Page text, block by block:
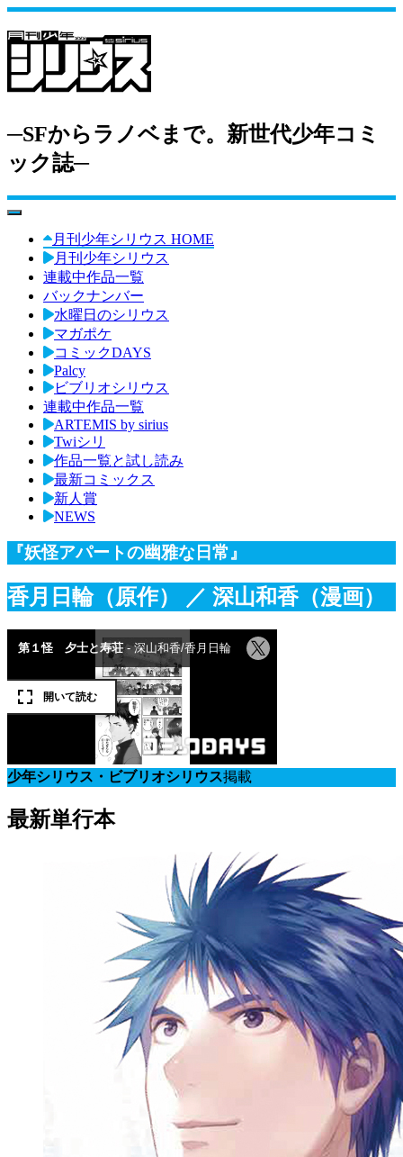
─SFからラノベまで。新世代少年コミ
ック誌─
toggle navigation
月刊少年シリウス HOME
月刊少年シリウス
連載中作品一覧
バックナンバー
水曜日のシリウス
マガポケ
コミックDAYS
Palcy
ビブリオシリウス
連載中作品一覧
ARTEMIS by sirius
Twiシリ
作品一覧と試し読み
最新コミックス
新人賞
NEWS
『妖怪アパートの幽雅な日常』
香月日輪（原作） ／ 深山和香（漫画）
少年シリウス・ビブリオシリウス掲載
最新単行本